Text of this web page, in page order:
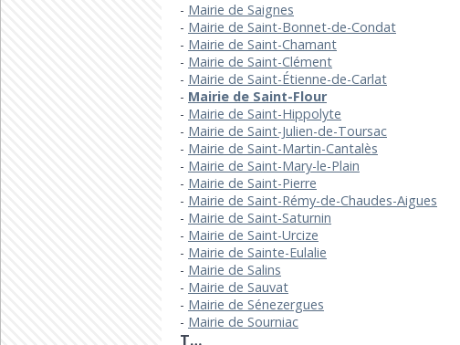
Mairie de Saignes
Mairie de Saint-Bonnet-de-Condat
Mairie de Saint-Chamant
Mairie de Saint-Clément
Mairie de Saint-Étienne-de-Carlat
Mairie de Saint-Flour
Mairie de Saint-Hippolyte
Mairie de Saint-Julien-de-Toursac
Mairie de Saint-Martin-Cantalès
Mairie de Saint-Mary-le-Plain
Mairie de Saint-Pierre
Mairie de Saint-Rémy-de-Chaudes-Aigues
Mairie de Saint-Saturnin
Mairie de Saint-Urcize
Mairie de Sainte-Eulalie
Mairie de Salins
Mairie de Sauvat
Mairie de Sénezergues
Mairie de Sourniac
T…